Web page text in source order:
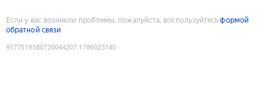
Если у вас возникли проблемы, пожалуйста, воспользуйтесьформой
обратной связи
9177519580720044207:1786023140